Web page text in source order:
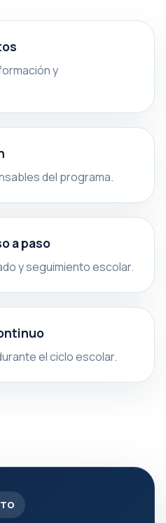
y
del programa.
a paso
y seguimiento escolar.
el ciclo escolar.